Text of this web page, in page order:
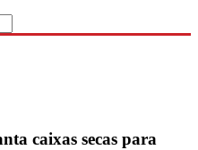
caixas secas para